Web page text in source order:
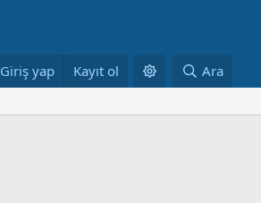
Giriş yap Kayıt ol Ara